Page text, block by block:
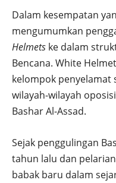
Dalam kesempatan
mengumumkan
Helmets ke dalam
Bencana. White
kelompok penyelamat
wilayah-wilayah
Bashar Al-Assad.
Sejak penggulingan
tahun lalu dan
babak baru dalam